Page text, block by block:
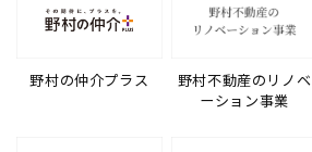
野村の仲介プラス
野村不動産のリノベ
ーション事業